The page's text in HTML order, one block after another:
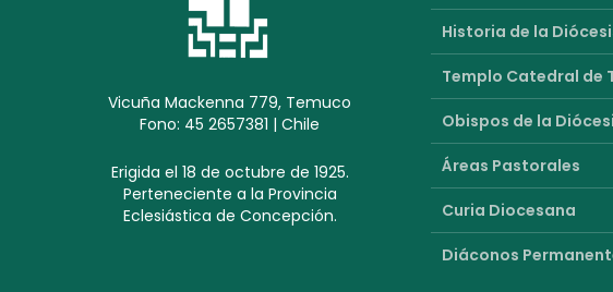
Vicuña Mackenna 779, Temuco
Fono: 45 2657381 | Chile
Erigida el 18 de octubre de 1925.
Perteneciente a la Provincia
Eclesiástica de Concepción.
Historia de la
Templo Catedral de
Obispos de la
Áreas Pastorales
Curia Diocesana
Diáconos